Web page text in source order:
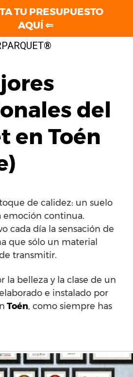
del
en Toén
de calidez: un suelo
emoción continua.
cada día la sensación de
que sólo un material
transmitir.
la belleza y la clase de un
e instalado por
Toén, como siempre has
TU PRESUPUESTO
AQUÍ ⇐